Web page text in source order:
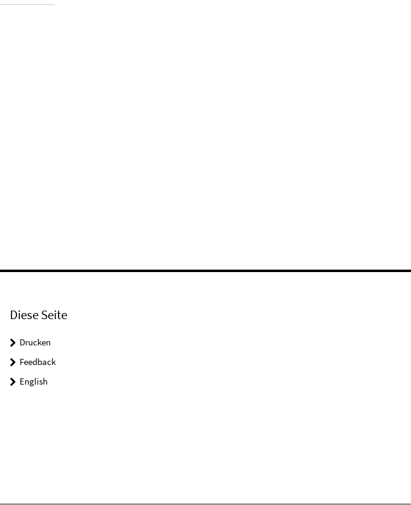
Diese Seite
Drucken
Feedback
English